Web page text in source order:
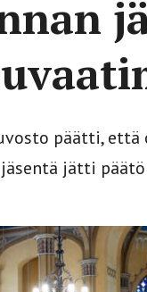
päätti,
jätti